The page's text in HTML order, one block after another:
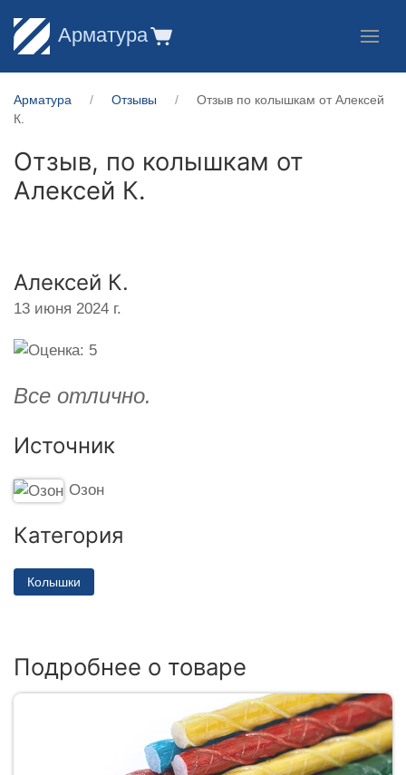
Арматура
Арматура Отзывы
Отзыв по колышкам от Алексей
К.
Отзыв, по колышкам от
Алексей К.
Алексей К.
13 июня 2024 г.
Все отлично.
Источник
Озон
Категория
Колышки
Подробнее о товаре